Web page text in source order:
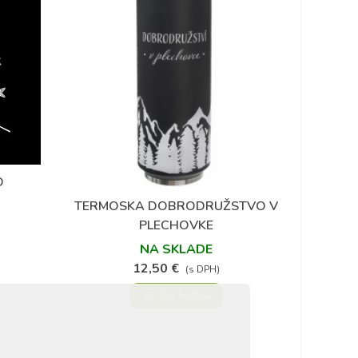
Obľúbené
TERMOSKA DOBRODRUŽSTVO V
PLECHOVKE
NA SKLADE
12,50 € (s DPH)